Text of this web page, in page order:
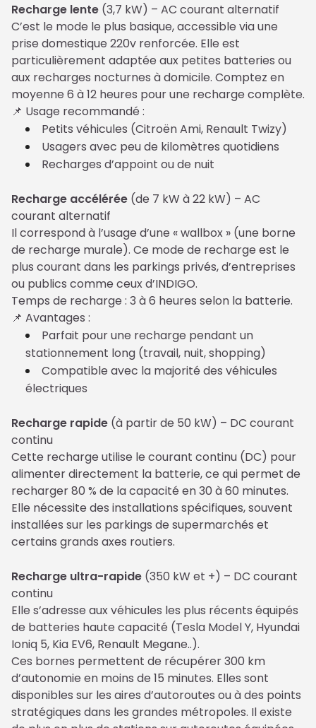
Recharge lente (3,7 kW) – AC courant alternatif
C’est le mode le plus basique, accessible via une
prise domestique 220v renforcée. Elle est
particulièrement adaptée aux petites batteries ou
aux recharges nocturnes à domicile. Comptez en
moyenne 6 à 12 heures pour une recharge complète.
📌 Usage recommandé :
Petits véhicules (Citroën Ami, Renault Twizy)
Usagers avec peu de kilomètres quotidiens
Recharges d’appoint ou de nuit
Recharge accélérée (de 7 kW à 22 kW) – AC
courant alternatif
Il correspond à l’usage d’une « wallbox » (une borne
de recharge murale). Ce mode de recharge est le
plus courant dans les parkings privés, d’entreprises
ou publics comme ceux d’INDIGO.
Temps de recharge : 3 à 6 heures selon la batterie.
📌 Avantages :
Parfait pour une recharge pendant un
stationnement long (travail, nuit, shopping)
Compatible avec la majorité des véhicules
électriques
Recharge rapide (à partir de 50 kW) – DC courant
continu
Cette recharge utilise le courant continu (DC) pour
alimenter directement la batterie, ce qui permet de
recharger 80 % de la capacité en 30 à 60 minutes.
Elle nécessite des installations spécifiques, souvent
installées sur les parkings de supermarchés et
certains grands axes routiers.
Recharge ultra-rapide (350 kW et +) – DC courant
continu
Elle s’adresse aux véhicules les plus récents équipés
de batteries haute capacité (Tesla Model Y, Hyundai
Ioniq 5, Kia EV6, Renault Megane..).
Ces bornes permettent de récupérer 300 km
d’autonomie en moins de 15 minutes. Elles sont
disponibles sur les aires d’autoroutes ou à des points
stratégiques dans les grandes métropoles. Il existe